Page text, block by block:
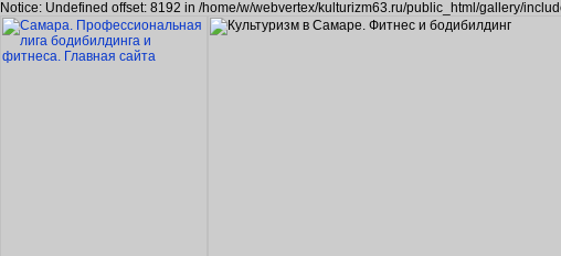
Notice: Undefined offset: 8192 in /home/w/webvertex/kulturizm63.ru/public_html/gallery/